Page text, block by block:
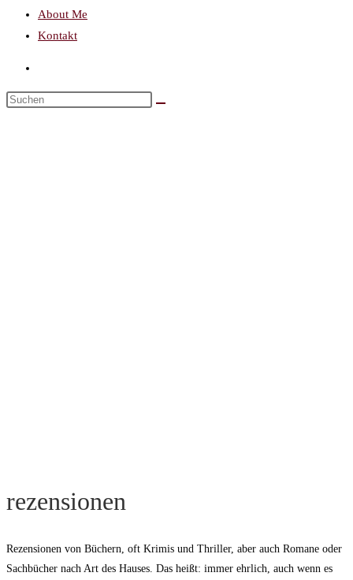
About Me
Kontakt
rezensionen
Rezensionen von Büchern, oft Krimis und Thriller, aber auch Romane oder
Sachbücher nach Art des Hauses. Das heißt: immer ehrlich, auch wenn es